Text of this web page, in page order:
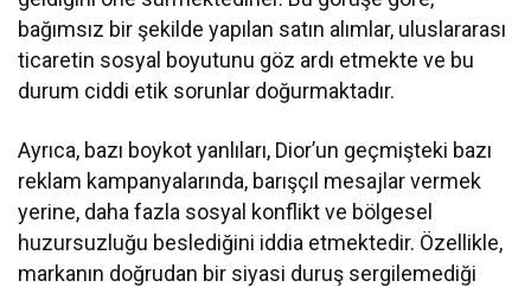
bağımsız bir şekilde yapılan satın alımlar, uluslararası
ticaretin sosyal boyutunu göz ardı etmekte ve bu
durum ciddi etik sorunlar doğurmaktadır.
Ayrıca, bazı boykot yanlıları, Dior’un geçmişteki bazı
reklam kampanyalarında, barışçıl mesajlar vermek
yerine, daha fazla sosyal konflikt ve bölgesel
huzursuzluğu beslediğini iddia etmektedir. Özellikle,
markanın doğrudan bir siyasi duruş sergilemediği